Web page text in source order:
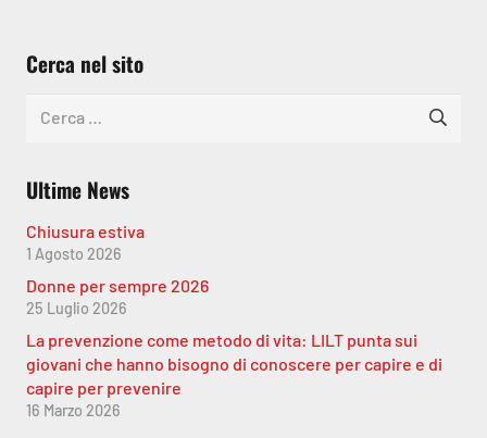
Cerca nel sito
Ultime News
Chiusura estiva
1 Agosto 2026
Donne per sempre 2026
25 Luglio 2026
La prevenzione come metodo di vita: LILT punta sui
giovani che hanno bisogno di conoscere per capire e di
capire per prevenire
16 Marzo 2026